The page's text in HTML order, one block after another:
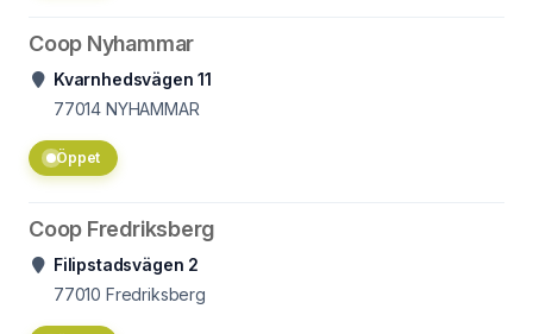
Coop Nyhammar
Kvarnhedsvägen 11
77014 NYHAMMAR
Öppet
Coop Fredriksberg
Filipstadsvägen 2
77010 Fredriksberg